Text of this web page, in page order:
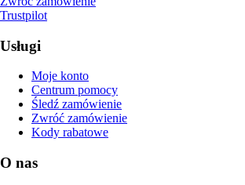
Trustpilot
Usługi
Moje konto
Centrum pomocy
Śledź zamówienie
Zwróć zamówienie
Kody rabatowe
O nas